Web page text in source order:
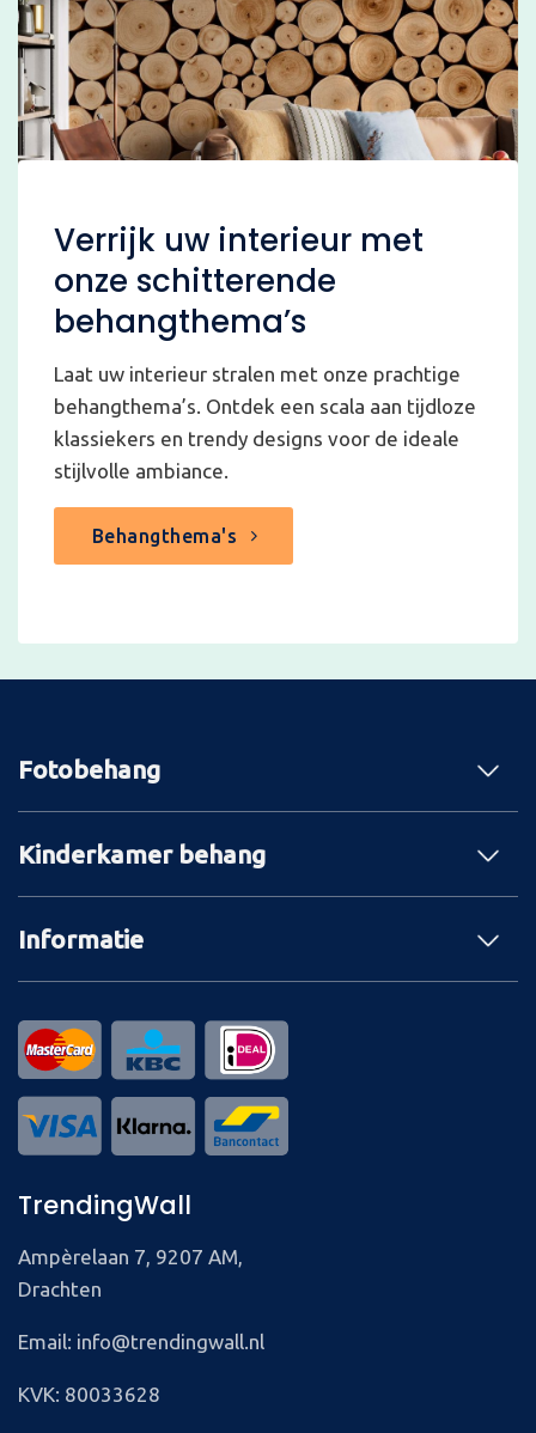
Verrijk uw interieur met
onze schitterende
behangthema’s
Laat uw interieur stralen met onze prachtige
behangthema’s. Ontdek een scala aan tijdloze
klassiekers en trendy designs voor de ideale
stijlvolle ambiance.
Behangthema's
Fotobehang
Kinderkamer behang
Informatie
TrendingWall
Ampèrelaan 7, 9207 AM,
Drachten
Email: info@trendingwall.nl
KVK: 80033628